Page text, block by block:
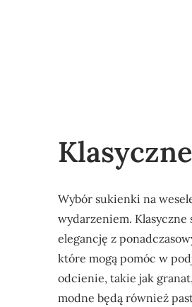
Wybór sukienki na
wydarzeniem. Klasyczne
elegancję z
które mogą pomóc w
odcienie, takie jak
modne będą również